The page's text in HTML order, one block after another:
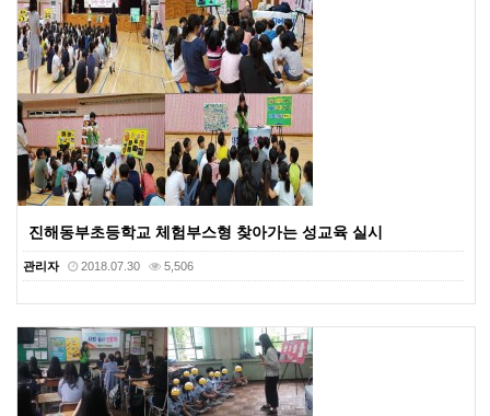
진해동부초등학교 체험부스형 찾아가는 성교육 실시
관리자 2018.07.30 5,506